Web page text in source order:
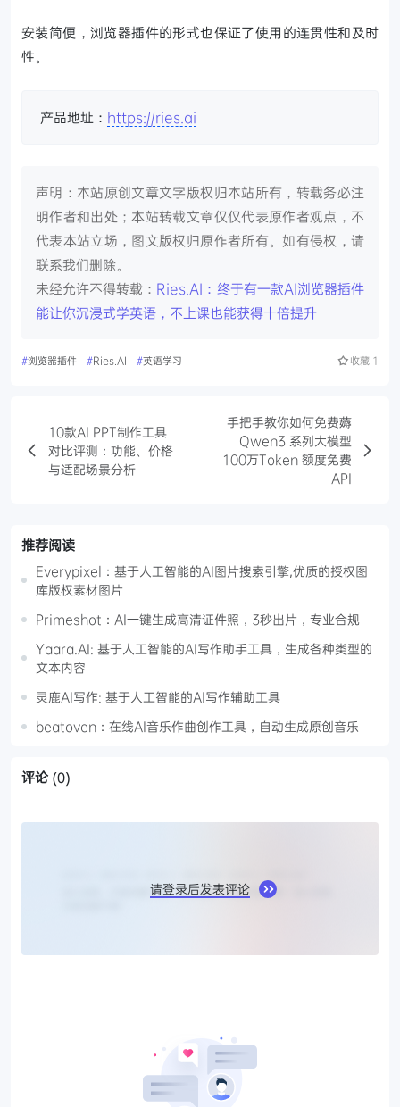
安装简便，浏览器插件的形式也保证了使用的连贯性和及时
性。
产品地址： https://ries.ai
声明：本站原创文章文字版权归本站所有，转载务必注
明作者和出处；本站转载文章仅仅代表原作者观点，不
代表本站立场，图文版权归原作者所有。如有侵权，请
联系我们删除。
未经允许不得转载： Ries.AI：终于有一款AI浏览器插件
能让你沉浸式学英语，不上课也能获得十倍提升
#浏览器插件 #Ries.AI #英语学习 收藏 1
10款AI PPT制作工具
对比评测：功能、价格
与适配场景分析
手把手教你如何免费薅
Qwen3 系列大模型
100万Token 额度免费
API
推荐阅读
Everypixel：基于人工智能的AI图片搜索引擎,优质的授权图
库版权素材图片
Primeshot：AI一键生成高清证件照，3秒出片，专业合规
Yaara.AI: 基于人工智能的AI写作助手工具，生成各种类型的
文本内容
灵鹿AI写作: 基于人工智能的AI写作辅助工具
beatoven：在线AI音乐作曲创作工具，自动生成原创音乐
评论 (0)
请登录后发表评论